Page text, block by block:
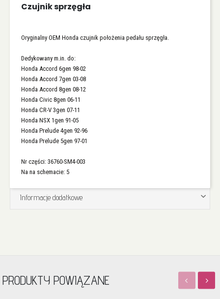
Czujnik sprzęgła
Oryginalny OEM Honda czujnik położenia pedału sprzęgła.
Dedykowany m.in. do:
Honda Accord 6gen 98-02
Honda Accord 7gen 03-08
Honda Accord 8gen 08-12
Honda Civic 8gen 06-11
Honda CR-V 3gen 07-11
Honda NSX 1gen 91-05
Honda Prelude 4gen 92-96
Honda Prelude 5gen 97-01
Nr części: 36760-SM4-003
Na na schemacie: 5
Informacje dodatkowe
PRODUKTY POWIĄZANE